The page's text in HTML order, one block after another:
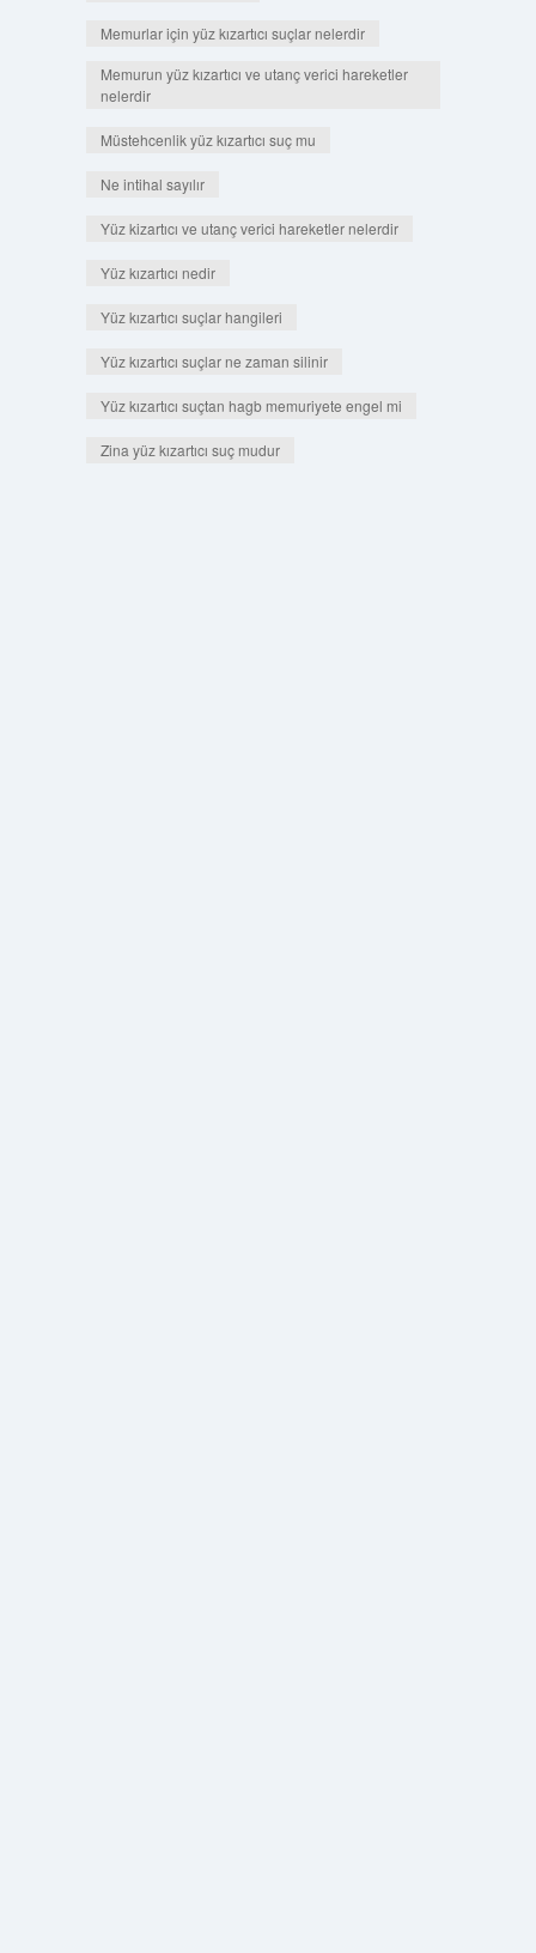
Memurlar için yüz kızartıcı suçlar nelerdir
Memurun yüz kızartıcı ve utanç verici hareketler
nelerdir
Müstehcenlik yüz kızartıcı suç mu
Ne intihal sayılır
Yüz kizartıcı ve utanç verici hareketler nelerdir
Yüz kızartıcı nedir
Yüz kızartıcı suçlar hangileri
Yüz kızartıcı suçlar ne zaman silinir
Yüz kızartıcı suçtan hagb memuriyete engel mi
Zina yüz kızartıcı suç mudur